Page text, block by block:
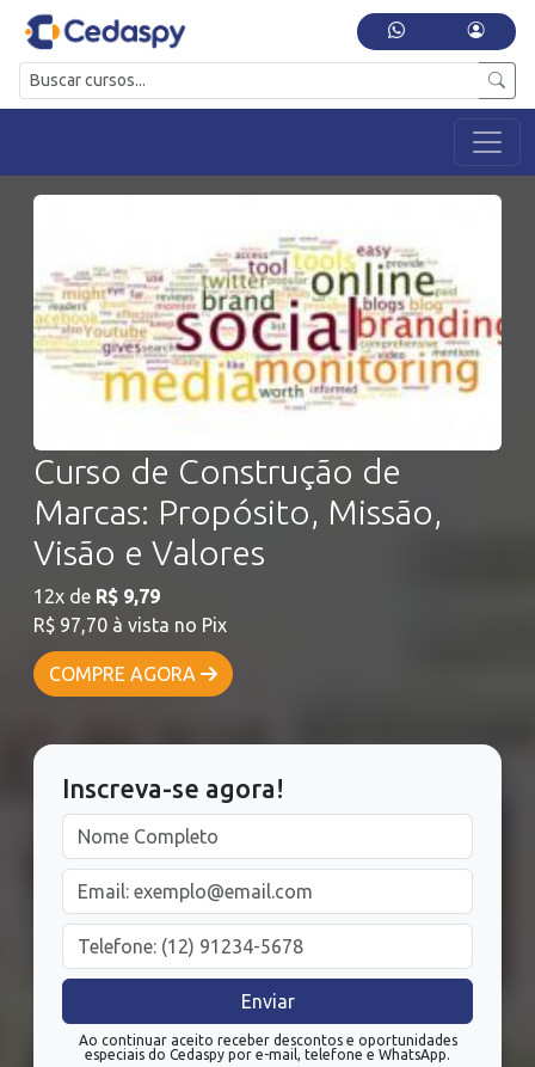
Curso de Construção de
Marcas: Propósito, Missão,
Visão e Valores
12x de R$ 9,79
R$ 97,70 à vista no Pix
COMPRE AGORA
Inscreva-se agora!
Ao continuar aceito receber descontos e oportunidades
especiais do Cedaspy por e-mail, telefone e WhatsApp.